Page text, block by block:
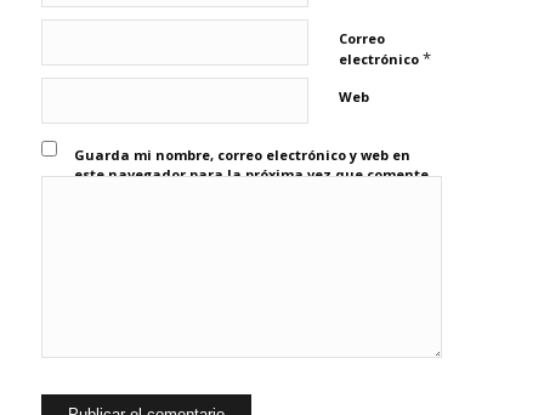
Correo
electrónico *
Web
Guarda mi nombre, correo electrónico y web en
este navegador para la próxima vez que comente.